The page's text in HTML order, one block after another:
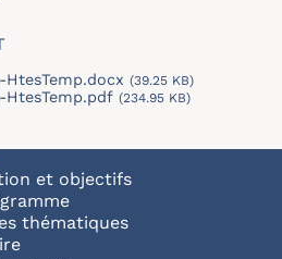
(39.25 KB)
HtesTemp.pdf (234.95 KB)
principale
et objectifs
thématiques